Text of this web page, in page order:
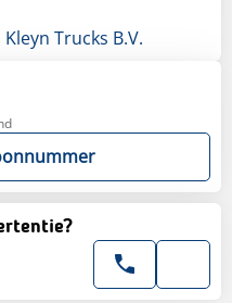
Trucks B.V.